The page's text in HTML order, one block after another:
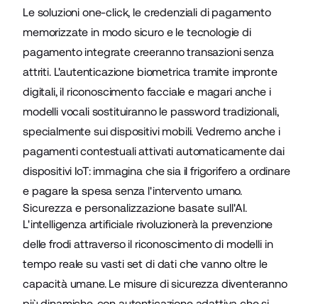
Le soluzioni one-click, le credenziali di pagamento
memorizzate in modo sicuro e le tecnologie di
pagamento integrate creeranno transazioni senza
attriti. L'autenticazione biometrica tramite impronte
digitali, il riconoscimento facciale e magari anche i
modelli vocali sostituiranno le password tradizionali,
specialmente sui dispositivi mobili. Vedremo anche i
pagamenti contestualiattivati automaticamente dai
dispositivi IoT: immagina che sia il frigorifero a ordinare
e pagare la spesa senza l'intervento umano.
Sicurezza e personalizzazione basate sull'AI.
L'intelligenza artificiale rivoluzionerà la prevenzione
delle frodi attraverso il riconoscimento di modelli in
tempo reale su vasti set di dati che vanno oltre le
capacità umane. Le misure di sicurezza diventeranno